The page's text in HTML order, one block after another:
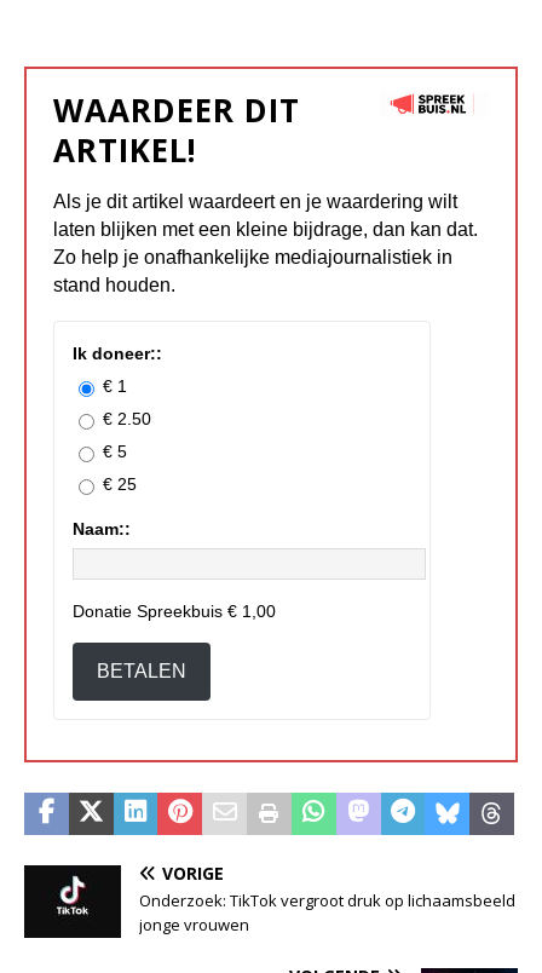
WAARDEER DIT
ARTIKEL!
Als je dit artikel waardeert en je waardering wilt
laten blijken met een kleine bijdrage, dan kan dat.
Zo help je onafhankelijke mediajournalistiek in
stand houden.
Ik doneer::
€ 1
€ 2.50
€ 5
€ 25
Naam::
Donatie Spreekbuis € 1,00
BETALEN
VORIGE
Onderzoek: TikTok vergroot druk op lichaamsbeeld
jonge vrouwen